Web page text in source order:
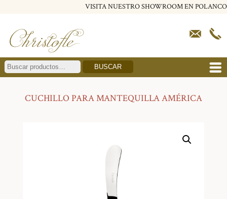
VISITA NUESTRO SHOWROOM EN POLANCO
BUSCAR
CUCHILLO PARA MANTEQUILLA AMÉRICA